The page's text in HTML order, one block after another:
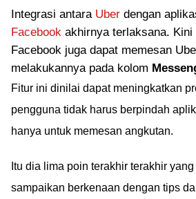
Integrasi antara Uber dengan
Facebook akhirnya terlaksana. Kini
Facebook juga dapat memesan
melakukannya pada kolom
Fitur ini dinilai dapat meningkatkan
pengguna tidak harus berpindah
hanya untuk memesan angkutan.
Itu dia lima poin terakhir terakhir
sampaikan berkenaan dengan tips